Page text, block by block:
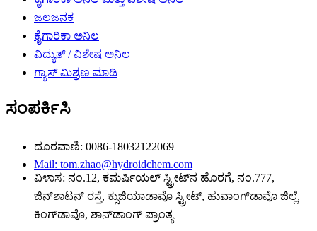
ಜಲಜನಕ
ಕೈಗಾರಿಕಾ ಅನಿಲ
ವಿದ್ಯುತ್ / ವಿಶೇಷ ಅನಿಲ
ಗ್ಯಾಸ್ ಮಿಶ್ರಣ ಮಾಡಿ
ಸಂಪರ್ಕಿಸಿ
ದೂರವಾಣಿ: 0086-18032122069
Mail: tom.zhao@hydroidchem.com
ವಿಳಾಸ: ನಂ.12, ಕಮರ್ಷಿಯಲ್ ಸ್ಟ್ರೀಟ್‌ನ ಹೊರಗೆ, ನಂ.777,
ಜಿನ್‌ಶಾಟನ್ ರಸ್ತೆ, ಕ್ಸುಜಿಯಾಡಾವೊ ಸ್ಟ್ರೀಟ್, ಹುವಾಂಗ್‌ಡಾವೊ ಜಿಲ್ಲೆ,
ಕಿಂಗ್‌ಡಾವೊ, ಶಾನ್‌ಡಾಂಗ್ ಪ್ರಾಂತ್ಯ